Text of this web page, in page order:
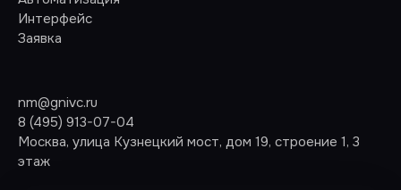
Интерфейс
Заявка
nm@gnivc.ru
8 (495) 913-07-04
Москва, улица Кузнецкий мост, дом 19, строение 1, 3
этаж